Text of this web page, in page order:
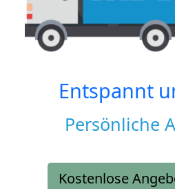
Entspannt
Persönliche
Kostenlose